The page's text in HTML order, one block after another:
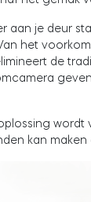
aan je deur
het
de
wordt
kan